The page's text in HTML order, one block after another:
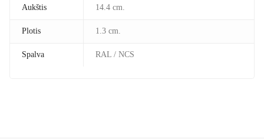
Aukštis 14.4 cm.
Plotis 1.3 cm.
Spalva RAL / NCS